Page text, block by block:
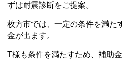
ずは耐震診断をご提案。
枚方市では、一定の条件を満た
金が出ます。
T様も条件を満たすため、補助